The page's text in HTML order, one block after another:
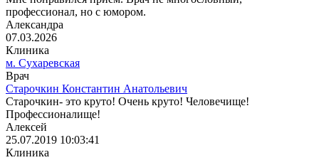
профессионал, но с юмором.
Александра
07.03.2026
Клиника
м. Сухаревская
Врач
Старочкин Константин Анатольевич
Старочкин- это круто! Очень круто! Человечище!
Профессионалище!
Алексей
25.07.2019 10:03:41
Клиника